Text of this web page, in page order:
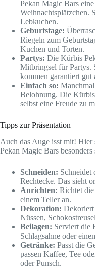
Pekan Magic Bars
Weihnachtsplätzchen.
Lebkuchen.
Geburtstage:
Riegeln zum
Kuchen und Torten.
Partys: Die Kürbis
Mitbringsel für Partys.
kommen garantiert gut
Einfach so:
Belohnung. Die
selbst eine Freude zu
Tipps zur Präsentation
Auch das Auge isst mit!
Pekan Magic Bars
Schneiden: Schneidet
Rechtecke. Das sieht
Anrichten: Richtet
einem Teller an.
Dekoration: Dekoriert
Nüssen,
Beilagen: Serviert die
Schlagsahne oder
Getränke: Passt die
passen Kaffee, Tee
oder Punsch.